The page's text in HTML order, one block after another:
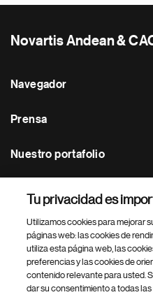
Novartis Andean &
Navegador
Prensa
Nuestro portafolio
Footer Site Search
Tu privacidad es
Utilizamos cookies para mejorar
páginas web: las cookies de
utiliza esta página web, las
preferencias y las cookies de
contenido relevante para usted.
dar su consentimiento a todas